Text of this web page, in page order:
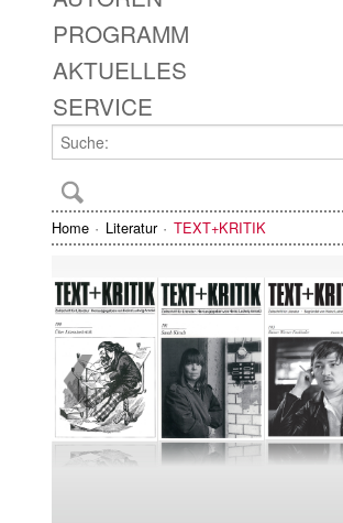
PROGRAMM
AKTUELLES
SERVICE
Home Literatur TEXT+KRITIK